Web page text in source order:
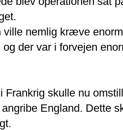
ville nemlig kræve
der var i forvejen
Frankrig skulle nu
England. Dette